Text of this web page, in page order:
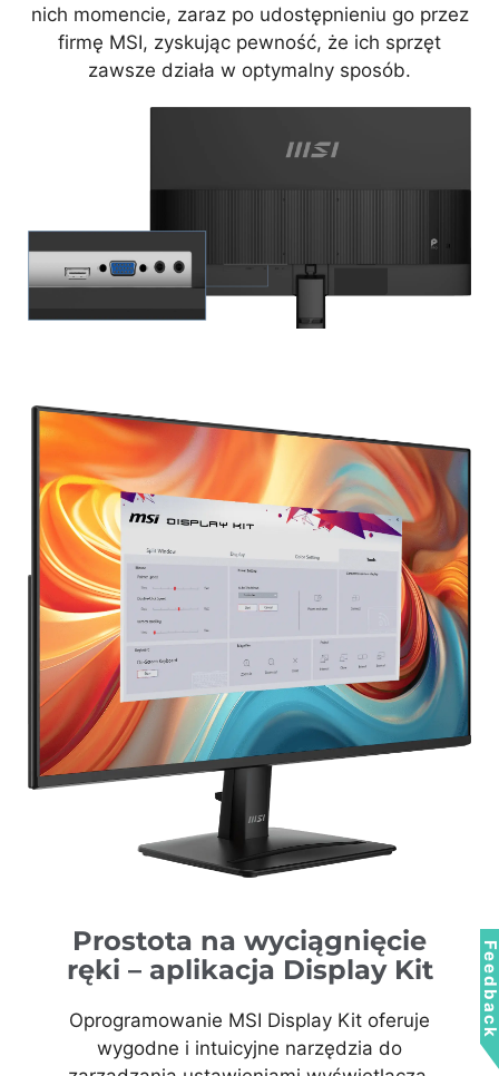
nich momencie, zaraz po udostępnieniu go przez
firmę MSI, zyskując pewność, że ich sprzęt
zawsze działa w optymalny sposób.
Prostota na wyciągnięcie
ręki – aplikacja Display Kit
Oprogramowanie MSI Display Kit oferuje
wygodne i intuicyjne narzędzia do